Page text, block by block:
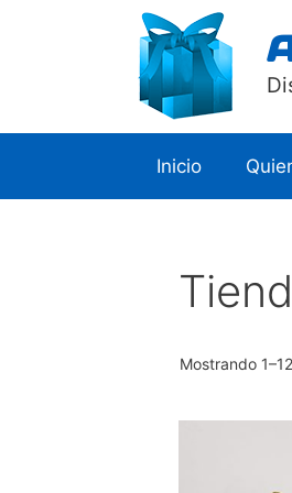
Inicio
Mostrando